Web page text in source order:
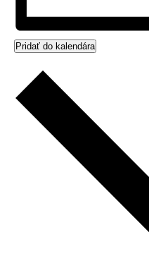
Pridať do kalendára